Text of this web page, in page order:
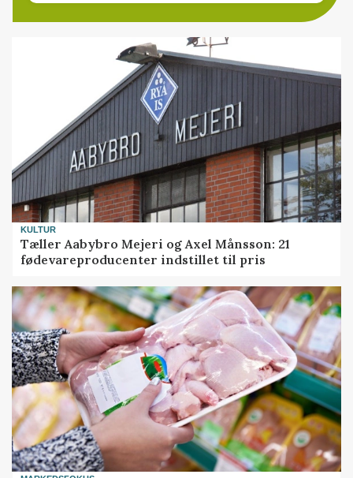
KULTUR
Tæller Aabybro Mejeri og Axel Månsson: 21
fødevareproducenter indstillet til pris